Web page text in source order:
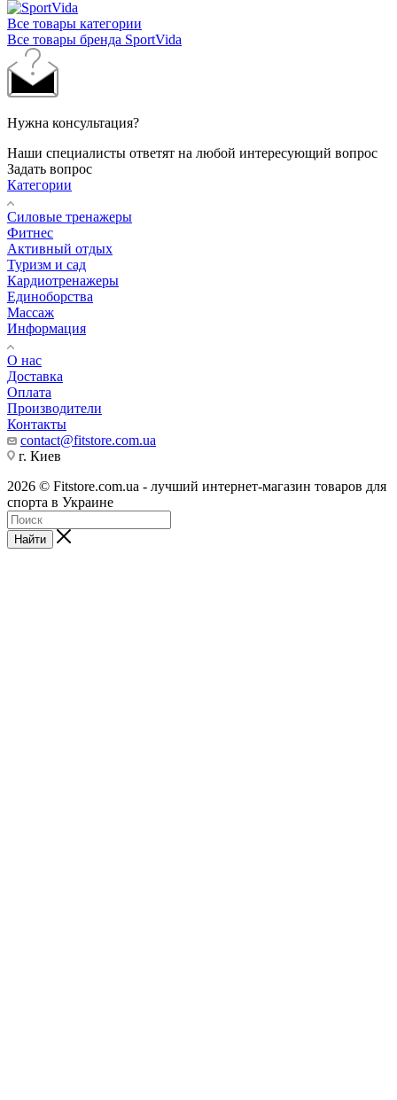
Все товары категории
Все товары бренда SportVida
Нужна консультация?
Наши специалисты ответят на любой интересующий вопрос
Задать вопрос
Категории
Силовые тренажеры
Фитнес
Активный отдых
Туризм и сад
Кардиотренажеры
Единоборства
Массаж
Информация
О нас
Доставка
Оплата
Производители
Контакты
contact@fitstore.com.ua
г. Киев
2026 © Fitstore.com.ua - лучший интернет-магазин товаров для
спорта в Украине
Найти